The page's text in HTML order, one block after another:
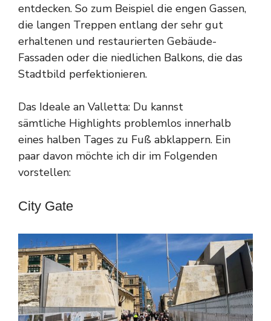
entdecken. So zum Beispiel die engen Gassen,
die langen Treppen entlang der sehr gut
erhaltenen und restaurierten Gebäude-
Fassaden oder die niedlichen Balkons, die das
Stadtbild perfektionieren.
Das Ideale an Valletta: Du kannst
sämtliche Highlights problemlos innerhalb
eines halben Tages zu Fuß abklappern. Ein
paar davon möchte ich dir im Folgenden
vorstellen:
City Gate